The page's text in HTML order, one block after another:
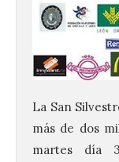
La San
más de dos
martes día